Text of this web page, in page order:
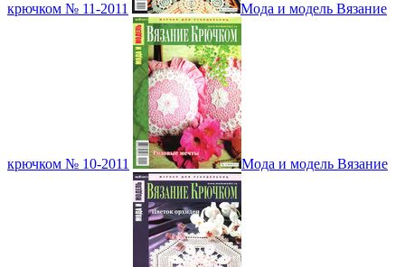
крючком № 11-2011 Мода и модель Вязание
крючком № 10-2011 Мода и модель Вязание